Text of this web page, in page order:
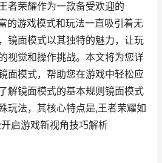
者荣耀作为一款备受欢迎的
的游戏模式和玩法一直吸引着无
镜面模式以其独特的魅力，让玩
视觉和操作挑战。本文将为您详
面模式，帮助您在游戏中轻松应
解镜面模式的基本规则镜面模式
玩法，其核心特点是,王者荣耀如
启游戏新视角技巧解析